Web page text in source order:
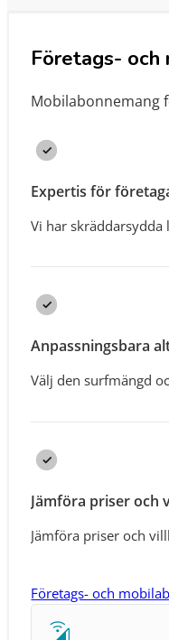
Företags- och
Mobilabonnemang
Expertis för
Vi har
Anpassningsbara
Välj den surfmängd
Jämföra priser och
Jämföra priser och
Företags- och